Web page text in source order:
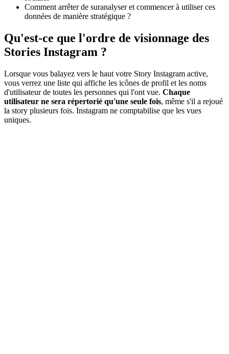
Comment arrêter de suranalyser et commencer à utiliser ces
données de manière stratégique ?
Qu'est-ce que l'ordre de visionnage des
Stories Instagram ?
Lorsque vous balayez vers le haut votre Story Instagram active,
vous verrez une liste qui affiche les icônes de profil et les noms
d'utilisateur de toutes les personnes qui l'ont vue. Chaque
utilisateur ne sera répertorié qu'une seule fois, même s'il a rejoué
la story plusieurs fois. Instagram ne comptabilise que les vues
uniques.